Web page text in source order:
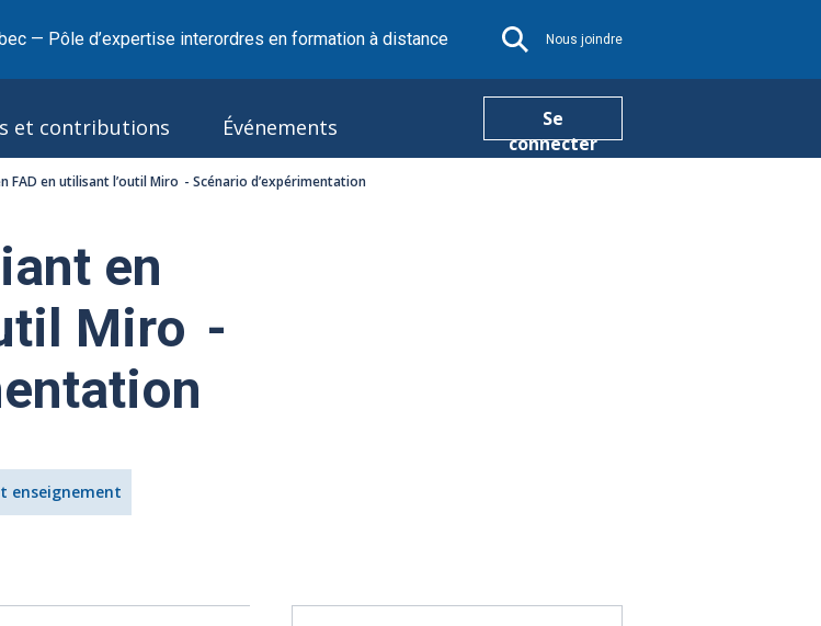
— Pôle d’expertise interordres en formation à distance Nous joindre
et contributions Événements
Se
connecter
FAD en utilisant l’outil Miro - Scénario d’expérimentation
en
Miro -
enseignement